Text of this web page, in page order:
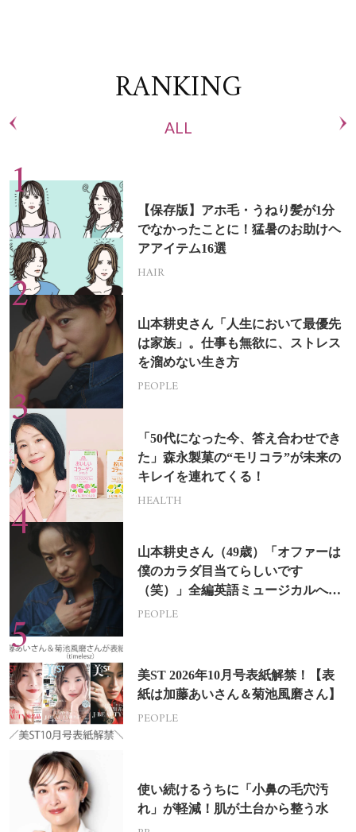
RANKING
ALL
【保存版】アホ毛・うねり髪が1分
でなかったことに！猛暑のお助けヘ
アアイテム16選
HAIR
山本耕史さん「人生において最優先
は家族」。仕事も無欲に、ストレス
を溜めない生き方
PEOPLE
「50代になった今、答え合わせでき
た」森永製菓の“モリコラ”が未来の
キレイを連れてくる！
HEALTH
山本耕史さん（49歳）「オファーは
僕のカラダ目当てらしいです
（笑）」全編英語ミュージカルへの
挑戦
PEOPLE
美ST 2026年10月号表紙解禁！【表
紙は加藤あいさん＆菊池風磨さん】
PEOPLE
使い続けるうちに「小鼻の毛穴汚
れ」が軽減！肌が土台から整う水